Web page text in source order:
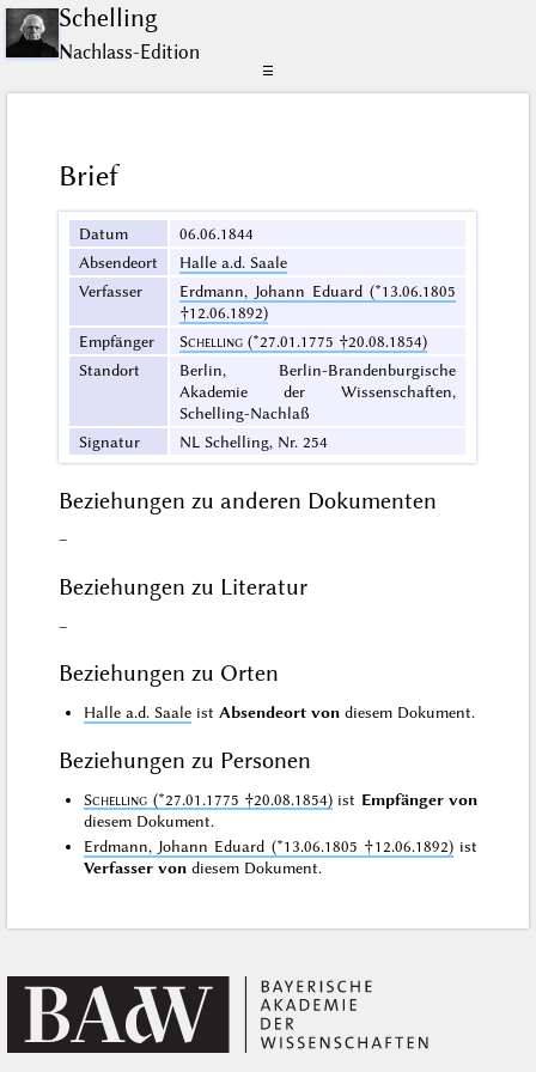
Schelling
Nachlass-Edition
☰
Brief
Datum
06.06.1844
Absendeort
Halle a.d. Saale
Verfasser
Erdmann, Johann Eduard (*13.06.1805
†12.06.1892)
Empfänger
Schelling (*27.01.1775 †20.08.1854)
Standort
Berlin, Berlin-Brandenburgische
Akademie der Wissenschaften,
Schelling-Nachlaß
Signatur
NL Schelling, Nr. 254
Beziehungen zu anderen Dokumenten
–
Beziehungen zu Literatur
–
Beziehungen zu Orten
Halle a.d. Saale ist Absendeort von diesem Dokument.
Beziehungen zu Personen
Schelling (*27.01.1775 †20.08.1854) ist Empfänger von
diesem Dokument.
Erdmann, Johann Eduard (*13.06.1805 †12.06.1892)ist
Verfasser von diesem Dokument.